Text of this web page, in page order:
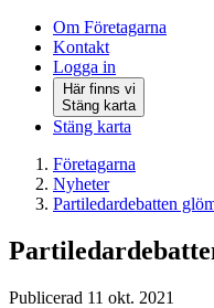
Om Företagarna
Kontakt
Logga in
Här finns vi
Stäng karta
Stäng karta
Företagarna
Nyheter
Partiledardebatten
Publicerad 11 okt. 2021